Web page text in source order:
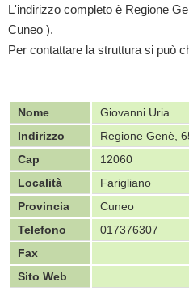
L'indirizzo completo è Regione
Cuneo ).
Per contattare la struttura si può
Nome
Giovanni Uria
Indirizzo
Regione Genè,
Cap
12060
Località
Farigliano
Provincia
Cuneo
Telefono
017376307
Fax
Sito Web